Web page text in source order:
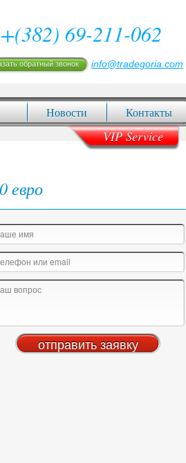
+(382) 69-211-062
обратный звонок info@tradegoria.com
Новости Контакты
VIP Service
евро